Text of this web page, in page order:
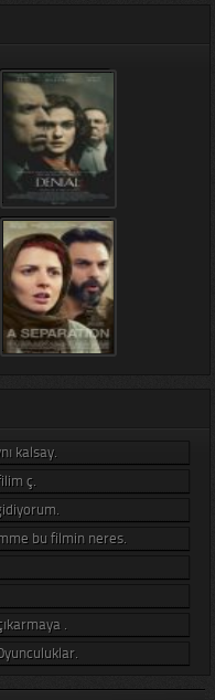
kalsay.
ç.
bu filmin neres.
.